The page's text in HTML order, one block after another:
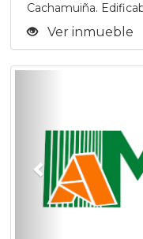
Cachamuiña.
Ver inmueble